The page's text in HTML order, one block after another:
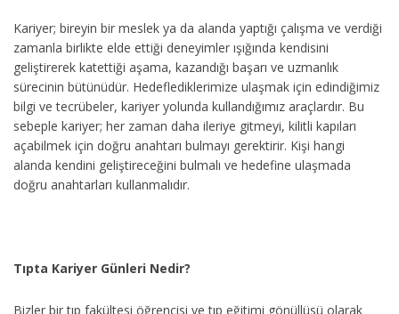
Kariyer; bireyin bir meslek ya da alanda yaptığı çalışma ve verdiği
zamanla birlikte elde ettiği deneyimler ışığında kendisini
geliştirerek katettiği aşama, kazandığı başarı ve uzmanlık
sürecinin bütünüdür. Hedeflediklerimize ulaşmak için edindiğimiz
bilgi ve tecrübeler, kariyer yolunda kullandığımız araçlardır. Bu
sebeple kariyer; her zaman daha ileriye gitmeyi, kilitli kapıları
açabilmek için doğru anahtarı bulmayı gerektirir. Kişi hangi
alanda kendini geliştireceğini bulmalı ve hedefine ulaşmada
doğru anahtarları kullanmalıdır.
Tıpta Kariyer Günleri Nedir?
Bizler bir tıp fakültesi öğrencisi ve tıp eğitimi gönüllüsü olarak